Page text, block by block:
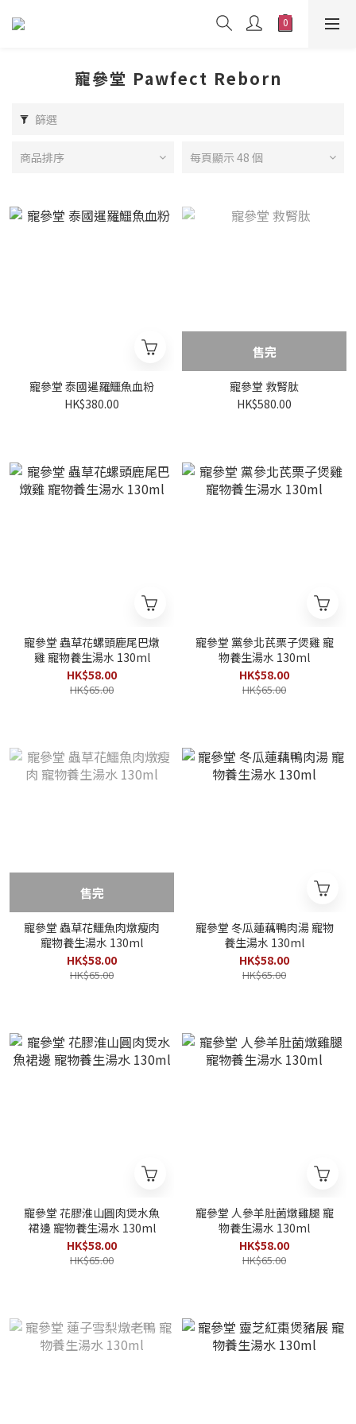
寵參堂 Pawfect Reborn
篩選
商品排序 每頁顯示 48 個
寵參堂 泰國暹羅鱷魚血粉
HK$380.00
售完
寵參堂 救腎肽
HK$580.00
寵參堂 蟲草花螺頭鹿尾巴燉
雞 寵物養生湯水 130ml
HK$58.00
HK$65.00
寵參堂 黨參北芪栗子煲雞 寵
物養生湯水 130ml
HK$58.00
HK$65.00
售完
寵參堂 蟲草花鱷魚肉燉瘦肉
寵物養生湯水 130ml
HK$58.00
HK$65.00
寵參堂 冬瓜蓮藕鴨肉湯 寵物
養生湯水 130ml
HK$58.00
HK$65.00
寵參堂 花膠淮山圓肉煲水魚
裙邊 寵物養生湯水 130ml
HK$58.00
HK$65.00
寵參堂 人參羊肚菌燉雞腿 寵
物養生湯水 130ml
HK$58.00
HK$65.00